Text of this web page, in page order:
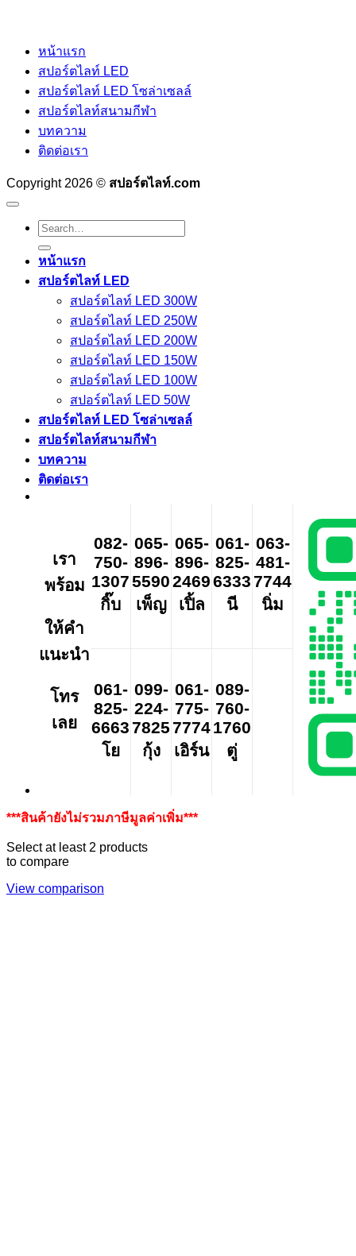
หน้าแรก
สปอร์ตไลท์ LED
สปอร์ตไลท์ LED โซล่าเซลล์
สปอร์ตไลท์สนามกีฬา
บทความ
ติดต่อเรา
Copyright 2026 © สปอร์ตไลท์.com
Search
for:
หน้าแรก
สปอร์ตไลท์ LED
สปอร์ตไลท์ LED 300W
สปอร์ตไลท์ LED 250W
สปอร์ตไลท์ LED 200W
สปอร์ตไลท์ LED 150W
สปอร์ตไลท์ LED 100W
สปอร์ตไลท์ LED 50W
สปอร์ตไลท์ LED โซล่าเซลล์
สปอร์ตไลท์สนามกีฬา
บทความ
ติดต่อเรา
เรา
พร้อม
ให้คำ
แนะนำ
โทร
เลย
082-
750-
1307
กิ๊บ
065-
896-
5590
เพ็ญ
065-
896-
2469
เปิ้ล
061-
825-
6333
นี
063-
481-
7744
นิ่ม
061-
825-
6663
โย
099-
224-
7825
กุ้ง
061-
775-
7774
เอิร์น
089-
760-
1760
ตู่
***สินค้ายังไม่รวมภาษีมูลค่าเพิ่ม***
Select at least 2 products
to compare
View comparison